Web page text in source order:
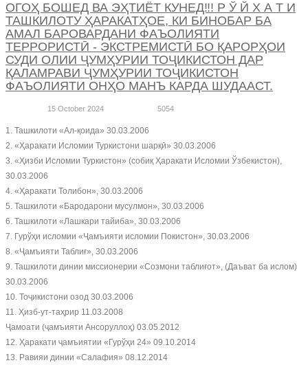
ОГОҲ БОШЕД ВА ЭҲТИЁТ КУНЕД‼️! Р Ў Й Х А Т И
ТАШКИЛОТУ ҲАРАКАТҲОЕ, КИ БИНОБАР БА
АМАЛ БАРОВАРДАНИ ФАЪОЛИЯТИ
ТЕРРОРИСТӢ - ЭКСТРЕМИСТӢ БО ҚАРОРҲОИ
СУДИ ОЛИИ ҶУМҲУРИИ ТОҶИКИСТОН ДАР
ҚАЛАМРАВИ ҶУМҲУРИИ ТОҶИКИСТОН
ФАЪОЛИЯТИ ОНҲО МАНЪ КАРДА ШУДААСТ.
15 October 2024 5054
1. Ташкилоти «Ал-қоида» 30.03.2006
2. «Ҳаракати Исломии Туркистони шарқӣ» 30.03.2006
3. «Ҳизби Исломии Туркистон» (собиқ Ҳаракати Исломии Ўзбекистон),
30.03.2006
4. «Ҳаракати Толибон», 30.03.2006
5. Ташкилоти «Бародарони мусулмон», 30.03.2006
6. Ташкилоти «Лашкари тайиба», 30.03.2006
7. Гурўҳи исломии «Ҷамъияти исломии Покистон», 30.03.2006
8. «Ҷамъияти Таблиғ», 30.03.2006
9. Ташкилоти динии миссионерии «Созмони таблиғот», (Даъват ба ислом)
30.03.2006
10. Тоҷикистони озод 30.03.2006
11. Ҳизб-ут-таҳрир 11.03.2008
Ҷамоати (ҷамъияти Ансоруллоҳ) 03.05.2012
12. Ҳаракати ҷамъиятии «Гурўҳи 24» 09.10.2014
13. Равияи динии «Салафия» 08.12.2014